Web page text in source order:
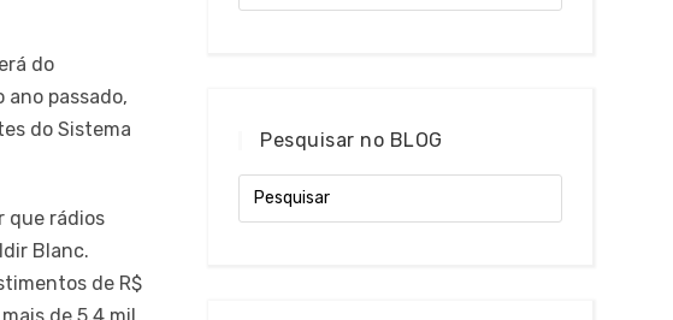
do
passado,
do Sistema
que rádios
Blanc.
de R$
Pesquisar no BLOG